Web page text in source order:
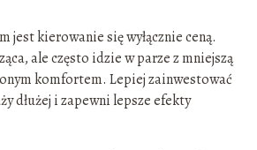
jest kierowanie się wyłącznie ceną.
ale często idzie w parze z mniejszą
komfortem. Lepiej zainwestować
dłużej i zapewni lepsze efekty